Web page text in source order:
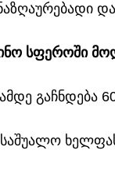
სფეროში
გაჩნდება